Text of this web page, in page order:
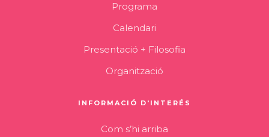
Programa
Calendari
Presentació + Filosofia
Organització
INFORMACIÓ D'INTERÉS
Com s’hi arriba